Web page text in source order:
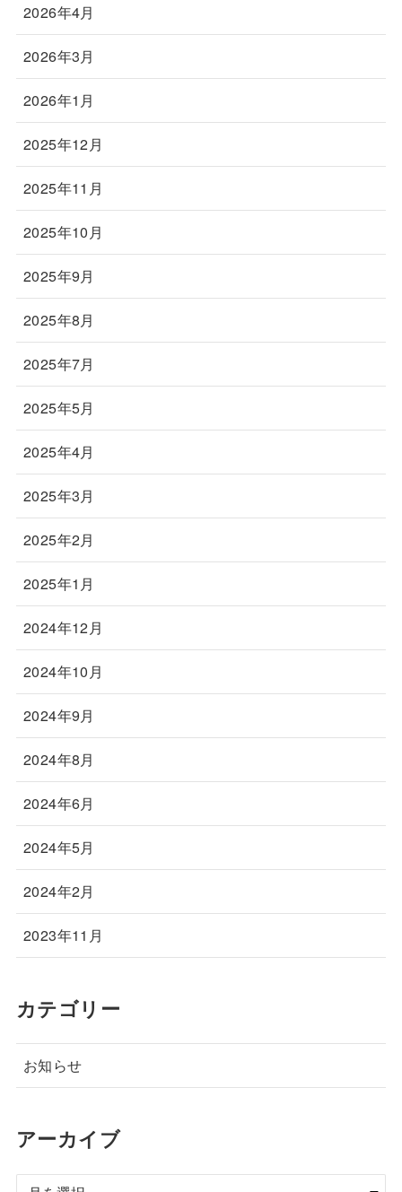
2026年4月
2026年3月
2026年1月
2025年12月
2025年11月
2025年10月
2025年9月
2025年8月
2025年7月
2025年5月
2025年4月
2025年3月
2025年2月
2025年1月
2024年12月
2024年10月
2024年9月
2024年8月
2024年6月
2024年5月
2024年2月
2023年11月
カテゴリー
お知らせ
アーカイブ